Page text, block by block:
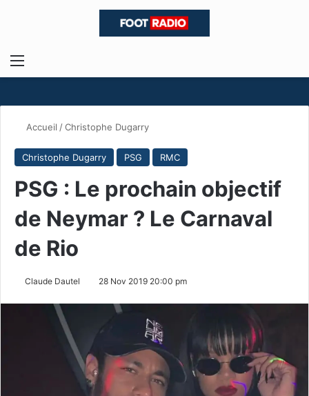
Menu
Accueil /Christophe Dugarry
Christophe Dugarry PSG RMC
PSG : Le prochain objectif
de Neymar ? Le Carnaval
de Rio
Claude Dautel 28 Nov 2019 20:00 pm